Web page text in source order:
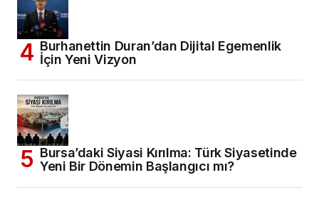
Burhanettin Duran’dan Dijital Egemenlik
İçin Yeni Vizyon
Bursa’daki Siyasi Kırılma: Türk Siyasetinde
Yeni Bir Dönemin Başlangıcı mı?